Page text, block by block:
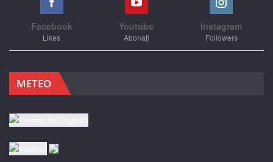
Facebook
Likes
Youtube
Abonați
Instagram
Followers
METEO